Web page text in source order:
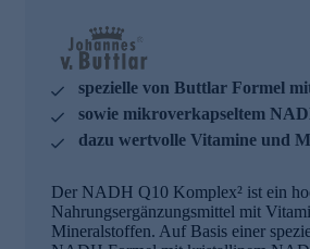
spezielle von Buttlar Formel
sowie mikroverkapseltem
dazu wertvolle Vitamine und
Der NADH Q10 Komplex² ist ein
Nahrungsergänzungsmittel mit
Mineralstoffen. Auf Basis einer